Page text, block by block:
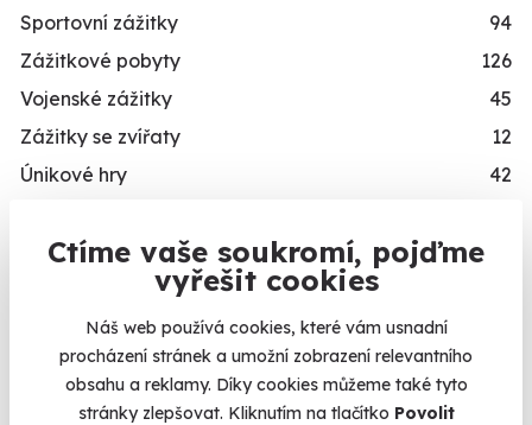
Ctíme vaše soukromí, pojďme
vyřešit cookies
Náš web používá cookies, které vám usnadní
procházení stránek a umožní zobrazení relevantního
obsahu a reklamy. Díky cookies můžeme také tyto
stránky zlepšovat. Kliknutím na tlačítko Povolit
Sportovní zážitky
94
Zážitkové pobyty
126
Vojenské zážitky
45
Zážitky se zvířaty
12
Únikové hry
42
Zážitky na doma
Dárkové balíčky
Simulátory
Zážitky v akci
Novinka